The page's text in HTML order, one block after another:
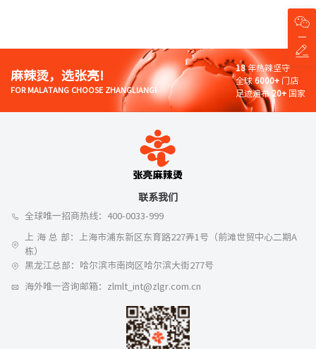
麻辣烫，选张亮!
FOR MALATANG CHOOSE ZHANGLIANG!
18年热辣坚守
全球 6000+ 门店
足迹遍布 20+ 国家
联系我们
全球唯一招商热线：400-0033-999
上 海 总 部：上海市浦东新区东育路227弄1号（前滩世贸中心二期A
栋）
黑龙江总部：哈尔滨市南岗区哈尔滨大街277号
海外唯一咨询邮箱：zlmlt_int@zlgr.com.cn